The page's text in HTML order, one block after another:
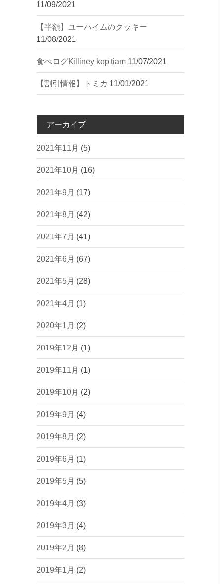
11/09/2021
【半額】ユーハイムのクッキー
11/08/2021
︎食べログ︎Killiney kopitiam 11/07/2021
【割引情報】トミカ 11/01/2021
アーカイブ
2021年11月 (5)
2021年10月 (16)
2021年9月 (17)
2021年8月 (42)
2021年7月 (41)
2021年6月 (67)
2021年5月 (28)
2021年4月 (1)
2020年1月 (2)
2019年12月 (1)
2019年11月 (1)
2019年10月 (2)
2019年9月 (4)
2019年8月 (2)
2019年6月 (1)
2019年5月 (5)
2019年4月 (3)
2019年3月 (4)
2019年2月 (8)
2019年1月 (2)